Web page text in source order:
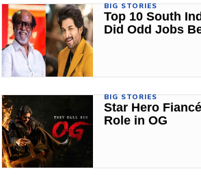
BIG STORIES
Top 10 South
Did Odd Jobs
BIG STORIES
Star Hero
Role in OG